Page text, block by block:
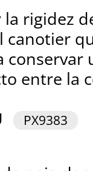
la rigidez
canotier
entre la
PX9383